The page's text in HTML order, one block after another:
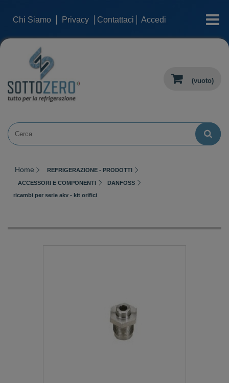
Chi Siamo Privacy Contattaci Accedi categorie
(vuoto)
Home REFRIGERAZIONE - PRODOTTI
ACCESSORI E COMPONENTI
DANFOSS
ricambi per serie akv - kit orifici